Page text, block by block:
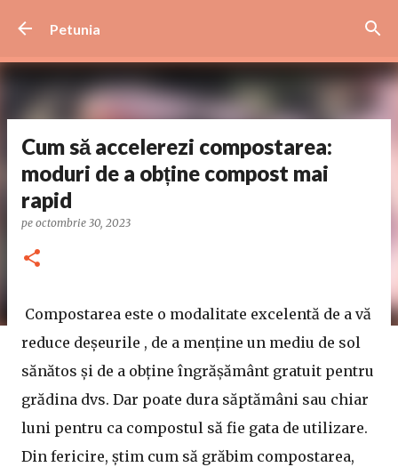
Petunia
Cum să accelerezi compostarea:
moduri de a obține compost mai
rapid
pe octombrie 30, 2023
Compostarea este o modalitate excelentă de a vă
reduce deșeurile , de a menține un mediu de sol
sănătos și de a obține îngrășământ gratuit pentru
grădina dvs. Dar poate dura săptămâni sau chiar
luni pentru ca compostul să fie gata de utilizare.
Din fericire, știm cum să grăbim compostarea,